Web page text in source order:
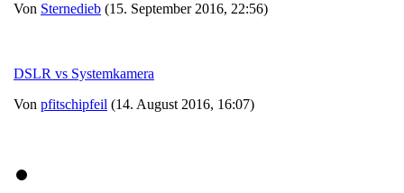
Von Sternedieb (15. September 2016, 22:56)
DSLR vs Systemkamera
Von pfitschipfeil (14. August 2016, 16:07)